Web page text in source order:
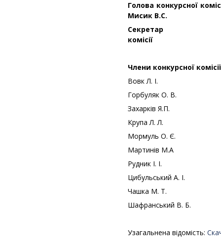
Голова
Мисик В.С.
Члени конкурсної
Вовк Л. І.
Горбуляк О. В.
Захарків Я.П.
Крупа Л. Л.
Мормуль О. Є.
Мартинів М.А
Рудник І. І.
Цибульський А. І.
Чашка М. Т.
Шафранський В. Б.
Узагальнена відомість: